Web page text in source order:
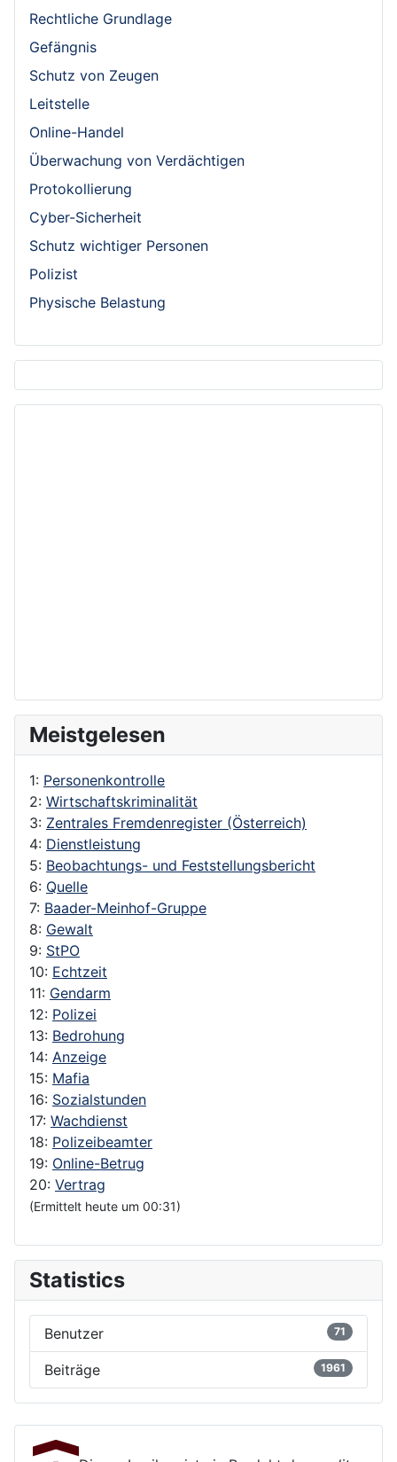
Rechtliche Grundlage
Gefängnis
Schutz von Zeugen
Leitstelle
Online-Handel
Überwachung von Verdächtigen
Protokollierung
Cyber-Sicherheit
Schutz wichtiger Personen
Polizist
Physische Belastung
Meistgelesen
1: Personenkontrolle
2: Wirtschaftskriminalität
3: Zentrales Fremdenregister (Österreich)
4: Dienstleistung
5: Beobachtungs- und Feststellungsbericht
6: Quelle
7: Baader-Meinhof-Gruppe
8: Gewalt
9: StPO
10: Echtzeit
11: Gendarm
12: Polizei
13: Bedrohung
14: Anzeige
15: Mafia
16: Sozialstunden
17: Wachdienst
18: Polizeibeamter
19: Online-Betrug
20: Vertrag
(Ermittelt heute um 00:31)
Statistics
Benutzer 71
Beiträge 1961